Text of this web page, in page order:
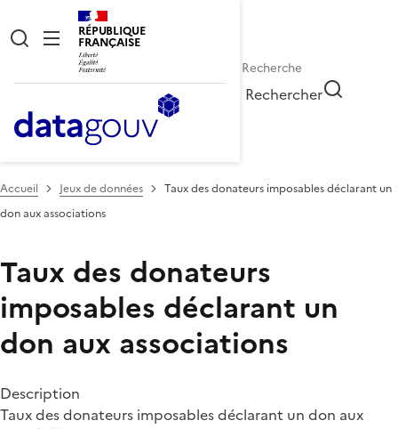
RÉPUBLIQUE
FRANÇAISE
Rechercher
Accueil Jeux de données
Taux des donateurs imposables déclarant un
don aux associations
Taux des donateurs
imposables déclarant un
don aux associations
Description
Taux des donateurs imposables déclarant un don aux